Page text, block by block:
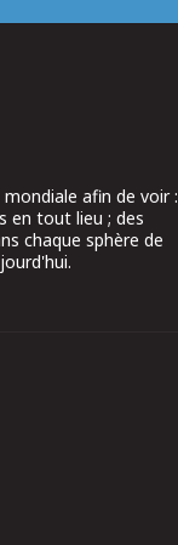
afin de voir :
en tout lieu ; des
chaque sphère de